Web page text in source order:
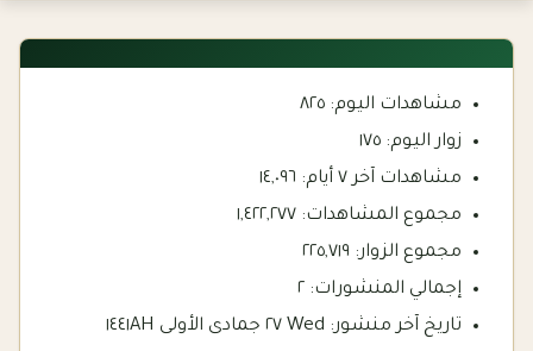
مشاهدات اليوم:٨٢٥
زوار اليوم:١٧٥
مشاهدات آخر ٧ أيام:
١٤,٠٩٦
مجموع المشاهدات:١,٤٢٢,٢٧٧
مجموع الزوار: ٢٢٥,٧١٩
إجمالي المنشورات: ٢
تاريخ آخر منشور:
Wed ٢٧ جمادى الأولى ١٤٤١AH